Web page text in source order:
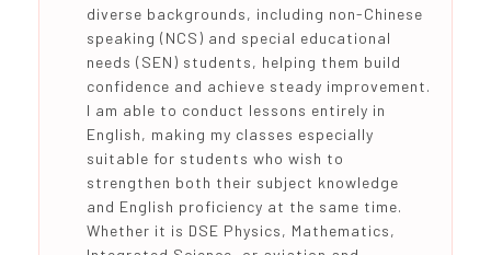
diverse backgrounds, including non-Chinese
speaking (NCS) and special educational
needs (SEN) students, helping them build
confidence and achieve steady improvement.
I am able to conduct lessons entirely in
English, making my classes especially
suitable for students who wish to
strengthen both their subject knowledge
and English proficiency at the same time.
Whether it is DSE Physics, Mathematics,